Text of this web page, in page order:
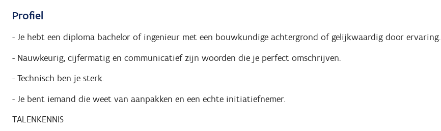
Profiel
- Je hebt een diploma bachelor of ingenieur met een bouwkundige achtergrond of gelijkwaardig door ervaring.
- Nauwkeurig, cijfermatig en communicatief zijn woorden die je perfect omschrijven.
- Technisch ben je sterk.
- Je bent iemand die weet van aanpakken en een echte initiatiefnemer.
TALENKENNIS